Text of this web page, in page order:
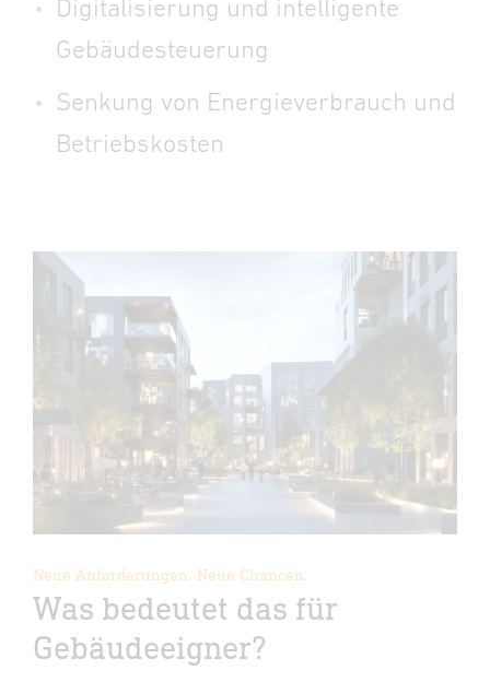
Digitalisierung und intelligente
Gebäudesteuerung
Senkung von Energieverbrauch und
Betriebskosten
Neue Anforderungen. Neue Chancen.
Was bedeutet das für
Gebäudeeigner?